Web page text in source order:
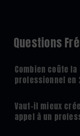
Questions
Combien coûte
professionnel en
Vaut-il mieux
appel à un